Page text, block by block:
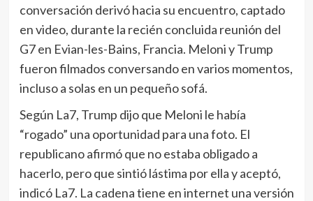
conversación derivó hacia su encuentro, captado
en video, durante la recién concluida reunión del
G7 en Evian-les-Bains, Francia. Meloni y Trump
fueron filmados conversando en varios momentos,
incluso a solas en un pequeño sofá.
Según La7, Trump dijo que Meloni le había
“rogado” una oportunidad para una foto. El
republicano afirmó que no estaba obligado a
hacerlo, pero que sintió lástima por ella y aceptó,
indicó La7. La cadena tiene en internet una versión